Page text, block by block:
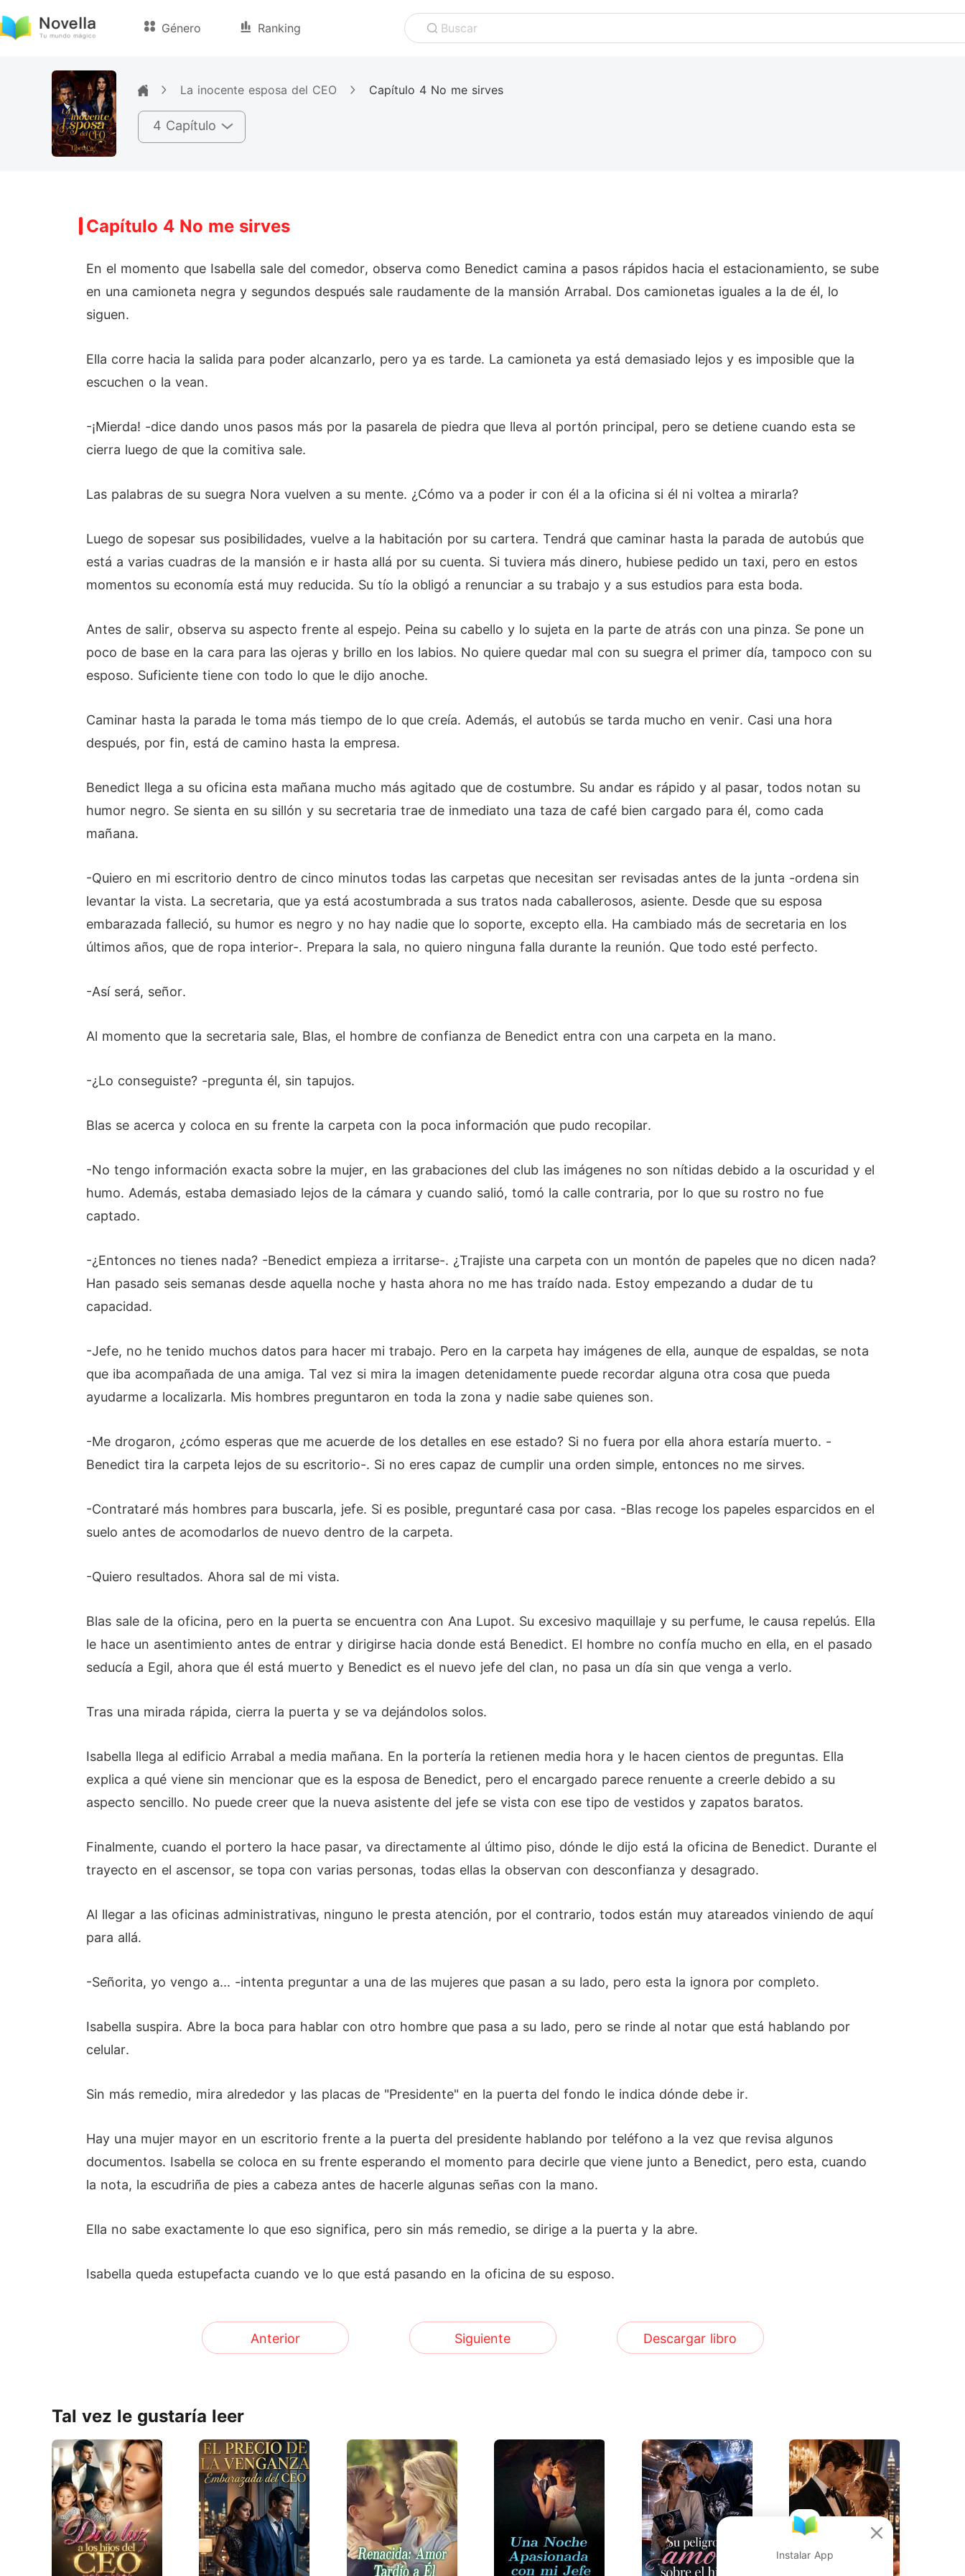
Género Ranking Buscar
La inocente esposa del CEO Capítulo 4 No me sirves
4 Capítulo
Capítulo 4 No me sirves
En el momento que Isabella sale del comedor, observa como Benedict camina a pasos rápidos hacia el estacionamiento, se sube
en una camioneta negra y segundos después sale raudamente de la mansión Arrabal. Dos camionetas iguales a la de él, lo
siguen.
Ella corre hacia la salida para poder alcanzarlo, pero ya es tarde. La camioneta ya está demasiado lejos y es imposible que la
escuchen o la vean.
-¡Mierda! -dice dando unos pasos más por la pasarela de piedra que lleva al portón principal, pero se detiene cuando esta se
cierra luego de que la comitiva sale.
Las palabras de su suegra Nora vuelven a su mente. ¿Cómo va a poder ir con él a la oficina si él ni voltea a mirarla?
Luego de sopesar sus posibilidades, vuelve a la habitación por su cartera. Tendrá que caminar hasta la parada de autobús que
está a varias cuadras de la mansión e ir hasta allá por su cuenta. Si tuviera más dinero, hubiese pedido un taxi, pero en estos
momentos su economía está muy reducida. Su tío la obligó a renunciar a su trabajo y a sus estudios para esta boda.
Antes de salir, observa su aspecto frente al espejo. Peina su cabello y lo sujeta en la parte de atrás con una pinza. Se pone un
poco de base en la cara para las ojeras y brillo en los labios. No quiere quedar mal con su suegra el primer día, tampoco con su
esposo. Suficiente tiene con todo lo que le dijo anoche.
Caminar hasta la parada le toma más tiempo de lo que creía. Además, el autobús se tarda mucho en venir. Casi una hora
después, por fin, está de camino hasta la empresa.
Benedict llega a su oficina esta mañana mucho más agitado que de costumbre. Su andar es rápido y al pasar, todos notan su
humor negro. Se sienta en su sillón y su secretaria trae de inmediato una taza de café bien cargado para él, como cada
mañana.
-Quiero en mi escritorio dentro de cinco minutos todas las carpetas que necesitan ser revisadas antes de la junta -ordena sin
levantar la vista. La secretaria, que ya está acostumbrada a sus tratos nada caballerosos, asiente. Desde que su esposa
embarazada falleció, su humor es negro y no hay nadie que lo soporte, excepto ella. Ha cambiado más de secretaria en los
últimos años, que de ropa interior-. Prepara la sala, no quiero ninguna falla durante la reunión. Que todo esté perfecto.
-Así será, señor.
Al momento que la secretaria sale, Blas, el hombre de confianza de Benedict entra con una carpeta en la mano.
-¿Lo conseguiste? -pregunta él, sin tapujos.
Blas se acerca y coloca en su frente la carpeta con la poca información que pudo recopilar.
-No tengo información exacta sobre la mujer, en las grabaciones del club las imágenes no son nítidas debido a la oscuridad y el
humo. Además, estaba demasiado lejos de la cámara y cuando salió, tomó la calle contraria, por lo que su rostro no fue
captado.
-¿Entonces no tienes nada? -Benedict empieza a irritarse-. ¿Trajiste una carpeta con un montón de papeles que no dicen nada?
Han pasado seis semanas desde aquella noche y hasta ahora no me has traído nada. Estoy empezando a dudar de tu
capacidad.
-Jefe, no he tenido muchos datos para hacer mi trabajo. Pero en la carpeta hay imágenes de ella, aunque de espaldas, se nota
que iba acompañada de una amiga. Tal vez si mira la imagen detenidamente puede recordar alguna otra cosa que pueda
ayudarme a localizarla. Mis hombres preguntaron en toda la zona y nadie sabe quienes son.
-Me drogaron, ¿cómo esperas que me acuerde de los detalles en ese estado? Si no fuera por ella ahora estaría muerto. -
Benedict tira la carpeta lejos de su escritorio-. Si no eres capaz de cumplir una orden simple, entonces no me sirves.
-Contrataré más hombres para buscarla, jefe. Si es posible, preguntaré casa por casa. -Blas recoge los papeles esparcidos en el
suelo antes de acomodarlos de nuevo dentro de la carpeta.
-Quiero resultados. Ahora sal de mi vista.
Blas sale de la oficina, pero en la puerta se encuentra con Ana Lupot. Su excesivo maquillaje y su perfume, le causa repelús. Ella
le hace un asentimiento antes de entrar y dirigirse hacia donde está Benedict. El hombre no confía mucho en ella, en el pasado
seducía a Egil, ahora que él está muerto y Benedict es el nuevo jefe del clan, no pasa un día sin que venga a verlo.
Tras una mirada rápida, cierra la puerta y se va dejándolos solos.
Isabella llega al edificio Arrabal a media mañana. En la portería la retienen media hora y le hacen cientos de preguntas. Ella
explica a qué viene sin mencionar que es la esposa de Benedict, pero el encargado parece renuente a creerle debido a su
aspecto sencillo. No puede creer que la nueva asistente del jefe se vista con ese tipo de vestidos y zapatos baratos.
Finalmente, cuando el portero la hace pasar, va directamente al último piso, dónde le dijo está la oficina de Benedict. Durante el
trayecto en el ascensor, se topa con varias personas, todas ellas la observan con desconfianza y desagrado.
Al llegar a las oficinas administrativas, ninguno le presta atención, por el contrario, todos están muy atareados viniendo de aquí
para allá.
-Señorita, yo vengo a... -intenta preguntar a una de las mujeres que pasan a su lado, pero esta la ignora por completo.
Isabella suspira. Abre la boca para hablar con otro hombre que pasa a su lado, pero se rinde al notar que está hablando por
celular.
Sin más remedio, mira alrededor y las placas de "Presidente" en la puerta del fondo le indica dónde debe ir.
Hay una mujer mayor en un escritorio frente a la puerta del presidente hablando por teléfono a la vez que revisa algunos
documentos. Isabella se coloca en su frente esperando el momento para decirle que viene junto a Benedict, pero esta, cuando
la nota, la escudriña de pies a cabeza antes de hacerle algunas señas con la mano.
Ella no sabe exactamente lo que eso significa, pero sin más remedio, se dirige a la puerta y la abre.
Isabella queda estupefacta cuando ve lo que está pasando en la oficina de su esposo.
Anterior Siguiente Descargar libro
Tal vez le gustaría leer
Instalar App